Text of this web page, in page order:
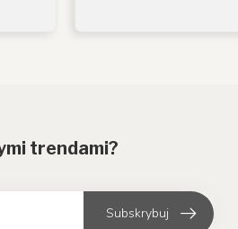
trendami?
Subskrybuj